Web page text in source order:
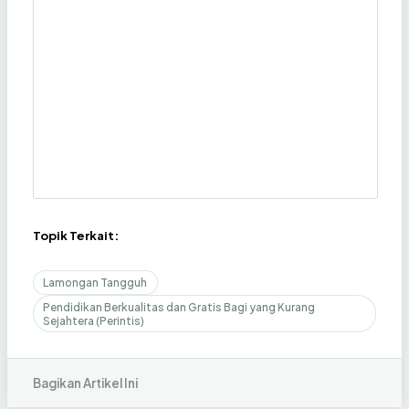
Topik Terkait:
Lamongan Tangguh
Pendidikan Berkualitas dan Gratis Bagi yang Kurang
Sejahtera (Perintis)
Bagikan Artikel Ini